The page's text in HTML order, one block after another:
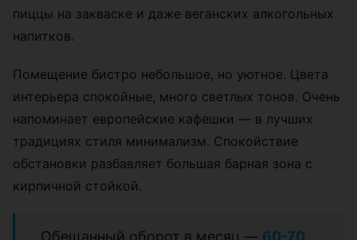
пиццы на закваске и даже веганских алкогольных
напитков.
Помещение бистро небольшое, но уютное. Цвета
интерьера спокойные, много светлых тонов. Очень
напоминает европейские кафешки — в лучших
традициях стиля минимализм. Спокойствие
обстановки разбавляет большая барная зона с
кирпичной стойкой.
Обещанный оборот в месяц — 60-70